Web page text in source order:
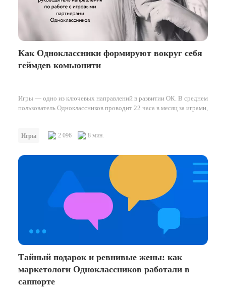
Как Одноклассники формируют вокруг себя
геймдев комьюнити
Игры — одно из ключевых направлений в развитии ОК. В среднем
пользователь Одноклассников проводит 22 часа в месяц за играми,
Игры 2 096 8 мин.
Тайный подарок и ревнивые жены: как
маркетологи Одноклассников работали в
саппорте